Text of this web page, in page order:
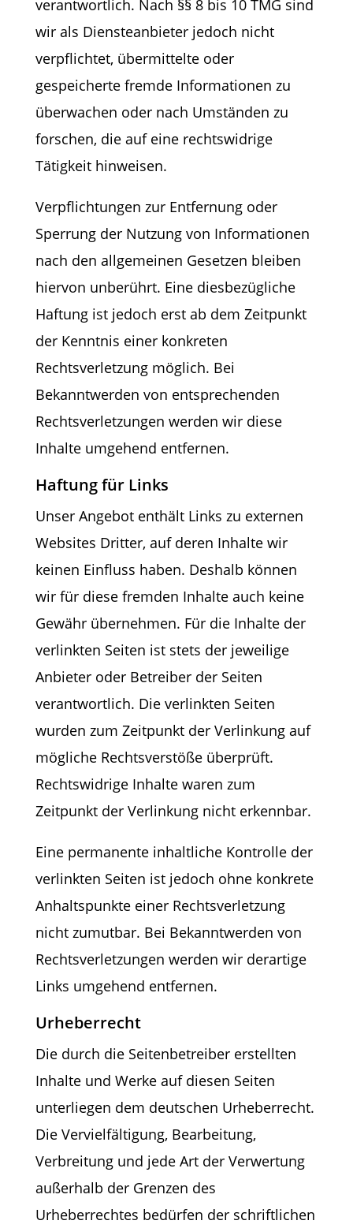
verantwortlich. Nach §§ 8 bis 10 TMG sind
wir als Diensteanbieter jedoch nicht
verpflichtet, übermittelte oder
gespeicherte fremde Informationen zu
überwachen oder nach Umständen zu
forschen, die auf eine rechtswidrige
Tätigkeit hinweisen.
Verpflichtungen zur Entfernung oder
Sperrung der Nutzung von Informationen
nach den allgemeinen Gesetzen bleiben
hiervon unberührt. Eine diesbezügliche
Haftung ist jedoch erst ab dem Zeitpunkt
der Kenntnis einer konkreten
Rechtsverletzung möglich. Bei
Bekanntwerden von entsprechenden
Rechtsverletzungen werden wir diese
Inhalte umgehend entfernen.
Haftung für Links
Unser Angebot enthält Links zu externen
Websites Dritter, auf deren Inhalte wir
keinen Einfluss haben. Deshalb können
wir für diese fremden Inhalte auch keine
Gewähr übernehmen. Für die Inhalte der
verlinkten Seiten ist stets der jeweilige
Anbieter oder Betreiber der Seiten
verantwortlich. Die verlinkten Seiten
wurden zum Zeitpunkt der Verlinkung auf
mögliche Rechtsverstöße überprüft.
Rechtswidrige Inhalte waren zum
Zeitpunkt der Verlinkung nicht erkennbar.
Eine permanente inhaltliche Kontrolle der
verlinkten Seiten ist jedoch ohne konkrete
Anhaltspunkte einer Rechtsverletzung
nicht zumutbar. Bei Bekanntwerden von
Rechtsverletzungen werden wir derartige
Links umgehend entfernen.
Urheberrecht
Die durch die Seitenbetreiber erstellten
Inhalte und Werke auf diesen Seiten
unterliegen dem deutschen Urheberrecht.
Die Vervielfältigung, Bearbeitung,
Verbreitung und jede Art der Verwertung
außerhalb der Grenzen des
Urheberrechtes bedürfen der schriftlichen